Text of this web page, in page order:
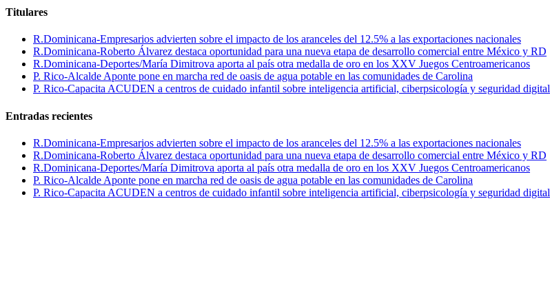
Titulares
R.Dominicana-Empresarios advierten sobre el impacto de los aranceles del 12.5% a las exportaciones nacionales
R.Dominicana-Roberto Álvarez destaca oportunidad para una nueva etapa de desarrollo comercial entre México y RD
R.Dominicana-Deportes/María Dimitrova aporta al país otra medalla de oro en los XXV Juegos Centroamericanos
P. Rico-Alcalde Aponte pone en marcha red de oasis de agua potable en las comunidades de Carolina
P. Rico-Capacita ACUDEN a centros de cuidado infantil sobre inteligencia artificial, ciberpsicología y seguridad digital
Entradas recientes
R.Dominicana-Empresarios advierten sobre el impacto de los aranceles del 12.5% a las exportaciones nacionales
R.Dominicana-Roberto Álvarez destaca oportunidad para una nueva etapa de desarrollo comercial entre México y RD
R.Dominicana-Deportes/María Dimitrova aporta al país otra medalla de oro en los XXV Juegos Centroamericanos
P. Rico-Alcalde Aponte pone en marcha red de oasis de agua potable en las comunidades de Carolina
P. Rico-Capacita ACUDEN a centros de cuidado infantil sobre inteligencia artificial, ciberpsicología y seguridad digital